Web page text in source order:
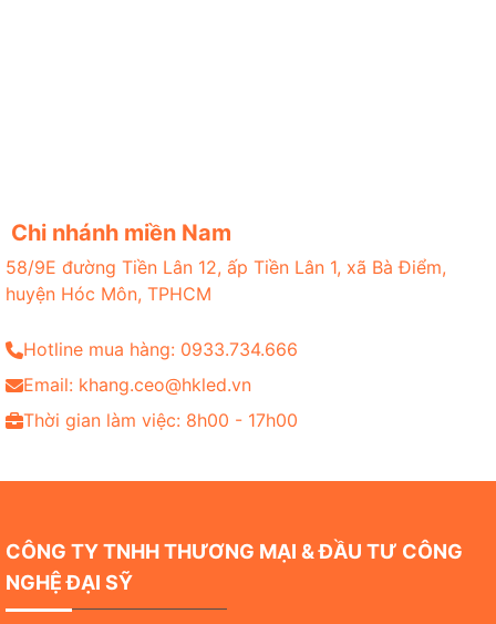
Chi nhánh miền Nam
58/9E đường Tiền Lân 12, ấp Tiền Lân 1, xã Bà Điểm,
huyện Hóc Môn, TPHCM
Hotline mua hàng: 0933.734.666
Email: khang.ceo@hkled.vn
Thời gian làm việc: 8h00 - 17h00
CÔNG TY TNHH THƯƠNG MẠI & ĐẦU TƯ CÔNG
NGHỆ ĐẠI SỸ